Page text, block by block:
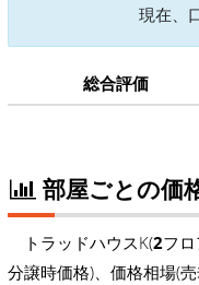
現在、
総合評価
部屋ごとの価
トラッドハウスK(2フロ
分譲時価格)、価格相場(